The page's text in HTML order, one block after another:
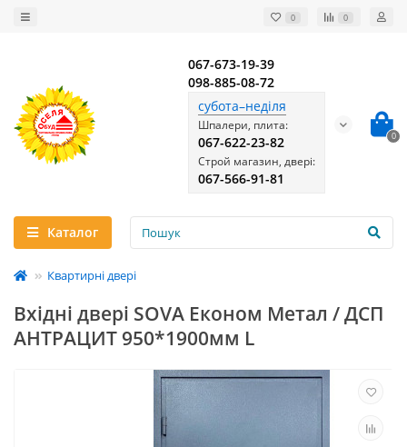
0 0
067-673-19-39
098-885-08-72
субота–неділя
Шпалери, плита:
067-622-23-82
Строй магазин, двері:
067-566-91-81
0
Каталог
Квартирні двері
Вхідні двері SOVA Економ Метал / ДСП
АНТРАЦИТ 950*1900мм L